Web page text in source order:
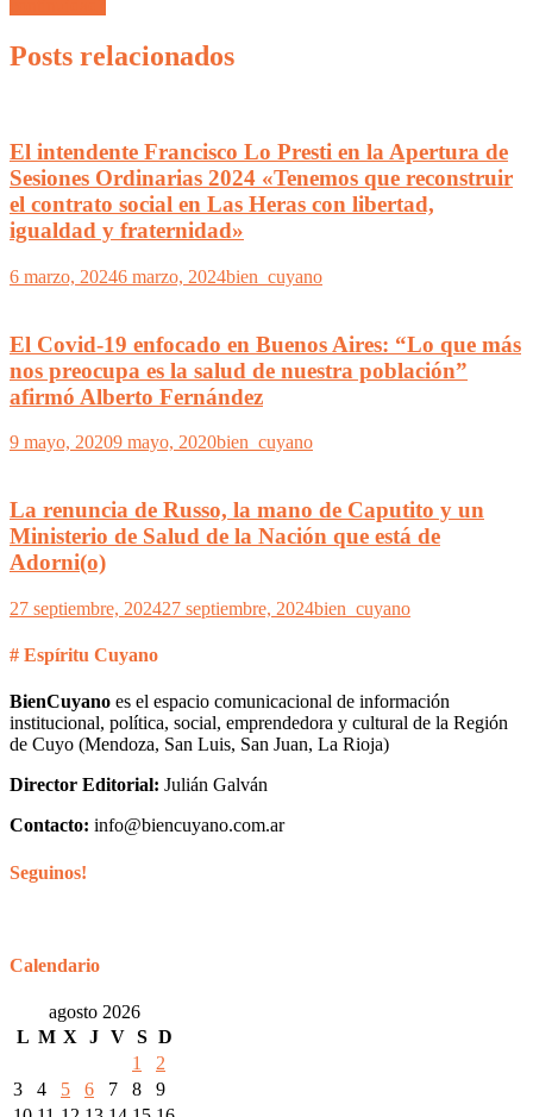
Posts relacionados
El intendente Francisco Lo Presti en la Apertura de
Sesiones Ordinarias 2024 «Tenemos que reconstruir
el contrato social en Las Heras con libertad,
igualdad y fraternidad»
6 marzo, 20246 marzo, 2024bien_cuyano
El Covid-19 enfocado en Buenos Aires: “Lo que más
nos preocupa es la salud de nuestra población”
afirmó Alberto Fernández
9 mayo, 20209 mayo, 2020bien_cuyano
La renuncia de Russo, la mano de Caputito y un
Ministerio de Salud de la Nación que está de
Adorni(o)
27 septiembre, 202427 septiembre, 2024bien_cuyano
# Espíritu Cuyano
BienCuyano es el espacio comunicacional de información
institucional, política, social, emprendedora y cultural de la Región
de Cuyo (Mendoza, San Luis, San Juan, La Rioja)
Director Editorial: Julián Galván
Contacto: info@biencuyano.com.ar
Seguinos!
Calendario
agosto 2026
L M X J V S D
1
2
3
4 5 6 7 8
9